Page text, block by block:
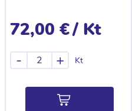
72,00 €/ Kt
Kt
- +